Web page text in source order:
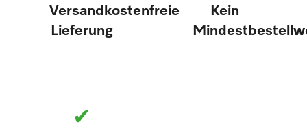
Versandkostenfreie
Lieferung
Kein
✔